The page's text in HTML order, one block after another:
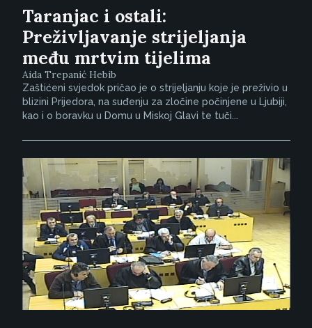
Taranjac i ostali:
Preživljavanje strijeljanja
među mrtvim tijelima
Aida Trepanić Hebib
Zaštićeni svjedok pričao je o strijeljanju koje je preživio u
blizini Prijedora, na suđenju za zločine počinjene u Ljubiji,
kao i o boravku u Domu u Miskoj Glavi te tuči...